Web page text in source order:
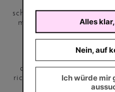
schauen auf dich und
mit den Bedürfnissen
sich dein Werk
Spürst du ein
kreativ
anderen zu teilen? Ich
richtigen Wahl der
sind so
Alles
Nein, auf
Ich würde mir